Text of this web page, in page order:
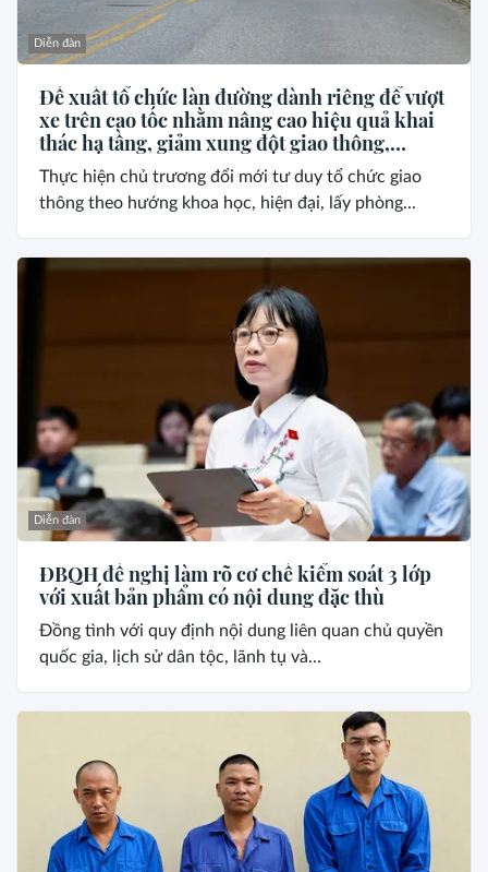
Diễn đàn
Đề xuất tổ chức làn đường dành riêng để vượt
xe trên cao tốc nhằm nâng cao hiệu quả khai
thác hạ tầng, giảm xung đột giao thông,
phòng ngừa tai nạn
Thực hiện chủ trương đổi mới tư duy tổ chức giao
thông theo hướng khoa học, hiện đại, lấy phòng...
Diễn đàn
ĐBQH đề nghị làm rõ cơ chế kiểm soát 3 lớp
với xuất bản phẩm có nội dung đặc thù
Đồng tình với quy định nội dung liên quan chủ quyền
quốc gia, lịch sử dân tộc, lãnh tụ và...